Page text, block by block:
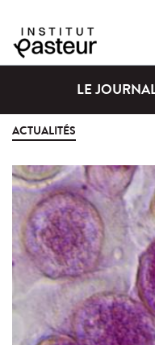
LE
ACTUALITÉS